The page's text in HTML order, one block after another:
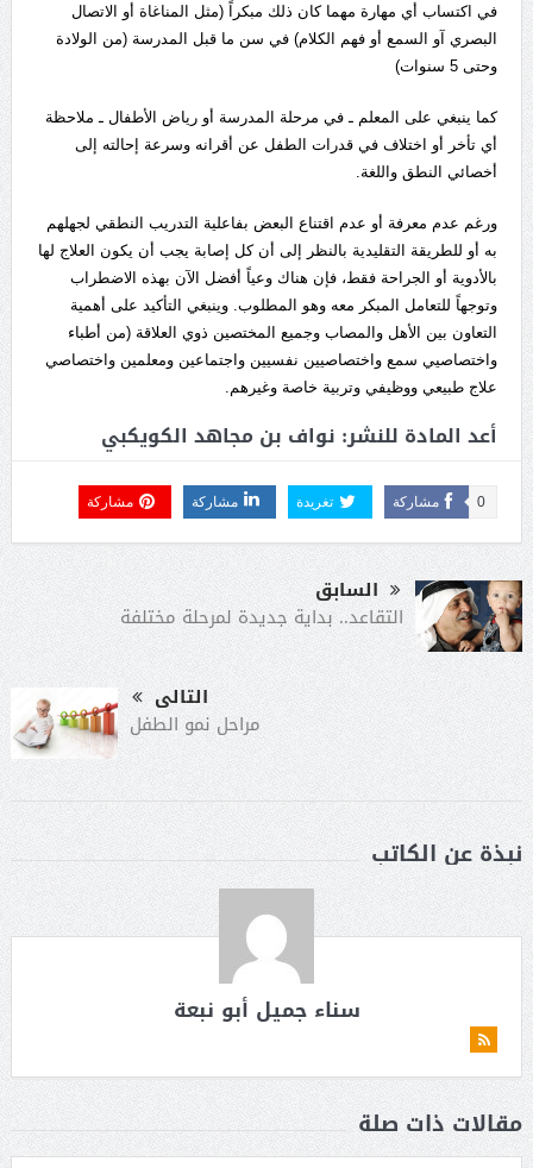
في اكتساب أي مهارة مهما كان ذلك مبكراً (مثل المناغاة أو الاتصال
البصري آو السمع أو فهم الكلام) في سن ما قبل المدرسة (من الولادة
وحتى 5 سنوات)
كما ينبغي على المعلم ـ في مرحلة المدرسة أو رياض الأطفال ـ ملاحظة
أي تأخر أو اختلاف في قدرات الطفل عن أقرانه وسرعة إحالته إلى
أخصائي النطق واللغة.
ورغم عدم معرفة أو عدم اقتناع البعض بفاعلية التدريب النطقي لجهلهم
به أو للطريقة التقليدية بالنظر إلى أن كل إصابة يجب أن يكون العلاج لها
بالأدوية أو الجراحة فقط، فإن هناك وعياً أفضل الآن بهذه الاضطراب
وتوجهاً للتعامل المبكر معه وهو المطلوب. وينبغي التأكيد على أهمية
التعاون بين الأهل والمصاب وجميع المختصين ذوي العلاقة (من أطباء
واختصاصيي سمع واختصاصيين نفسيين واجتماعين ومعلمين واختصاصي
علاج طبيعي ووظيفي وتربية خاصة وغيرهم.
أعد المادة للنشر: نواف بن مجاهد الكويكبي
مشاركة 0 تغريدة مشاركة مشاركة
السابق
التقاعد.. بداية جديدة لمرحلة مختلفة
التالى
مراحل نمو الطفل
نبذة عن الكاتب
سناء جميل أبو نبعة
مقالات ذات صلة